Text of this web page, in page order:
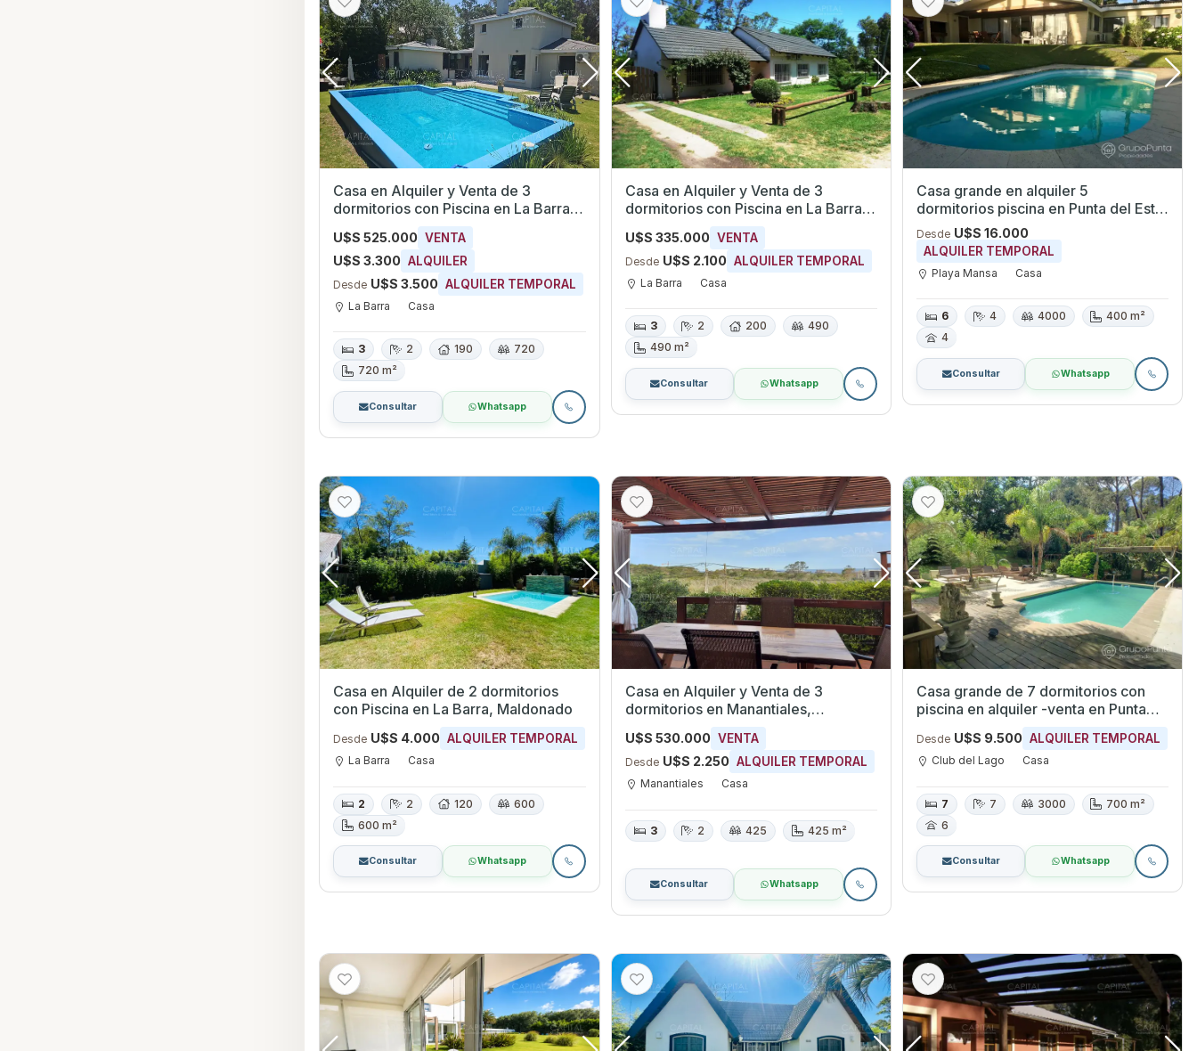
Casa en Alquiler y Venta de 3
dormitorios con Piscina en La Barra,
U$S 525.000 VENTA
U$S 3.300 ALQUILER
Desde U$S 3.500 ALQUILER TEMPORAL
La Barra Casa
3 2 190
720
720 m²
Consultar Whatsapp
Casa en Alquiler y Venta de 3
dormitorios con Piscina en La Barra,
U$S 335.000 VENTA
Desde U$S 2.100 ALQUILER TEMPORAL
La Barra Casa
3 2 200
490
490 m²
Consultar Whatsapp
Casa grande en alquiler 5
dormitorios piscina en Punta del Este,
a dos cuadras de Playa Mansa
Desde U$S 16.000
ALQUILER TEMPORAL
Playa Mansa Casa
6 4 4000
400 m²
4
Consultar Whatsapp
Casa en Alquiler de 2 dormitorios
con Piscina en La Barra, Maldonado
Desde U$S 4.000 ALQUILER TEMPORAL
La Barra Casa
2 2 120
600
600 m²
Consultar Whatsapp
Casa en Alquiler y Venta de 3
dormitorios en Manantiales,
U$S 530.000 VENTA
Desde U$S 2.250 ALQUILER TEMPORAL
Manantiales Casa
3 2 425 425 m²
Consultar Whatsapp
Casa grande de 7 dormitorios con
piscina en alquiler -venta en Punta
Ballena - Club del Lago.
Desde U$S 9.500 ALQUILER TEMPORAL
Club del Lago Casa
7 7 3000
700 m²
6
Consultar Whatsapp